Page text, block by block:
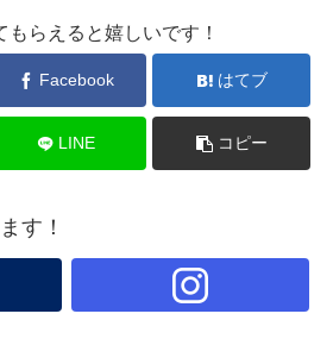
もらえると嬉しいです！
Facebook はてブ
LINE コピー
す！